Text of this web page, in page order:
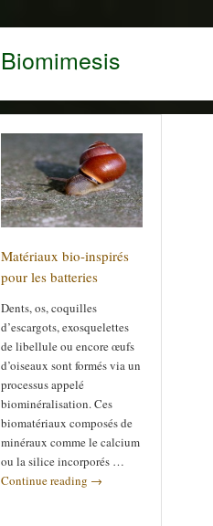
Biomimesis
Matériaux bio-inspirés
pour les batteries
Dents, os, coquilles
d’escargots, exosquelettes
de libellule ou encore œufs
d’oiseaux sont formés via un
processus appelé
biominéralisation. Ces
biomatériaux composés de
minéraux comme le calcium
ou la silice incorporés …
Continue reading →